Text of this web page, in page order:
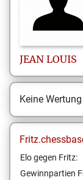
JEAN LOUIS
Keine
Elo gegen Fritz:
Gewinnpartien